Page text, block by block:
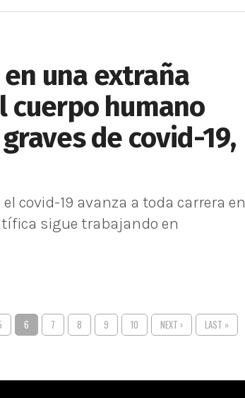
una extraña
cuerpo humano
de covid-19,
covid-19 avanza a toda carrera en
sigue trabajando en
6 7 8 9 10 NEXT › LAST »